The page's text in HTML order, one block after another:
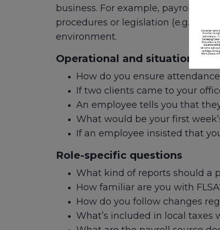
business. For example, payroll
procedures or legislation (e.g.
environment.
Operational and situational
How do you ensure
If two clients came to your
An employee tells you that
What would be your first
If an employee insisted that
Role-specific questions
What kind of reports should a
How familiar are you with
How do you follow changes
What’s included in local taxes